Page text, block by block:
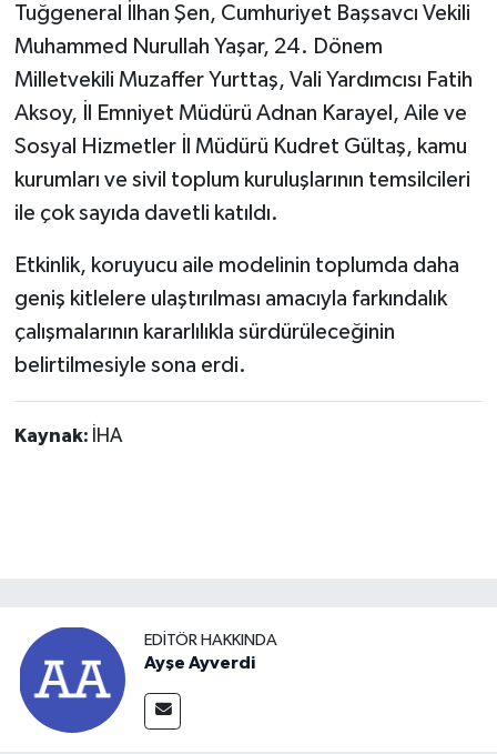
Tuğgeneral İlhan Şen, Cumhuriyet Başsavcı Vekili
Muhammed Nurullah Yaşar, 24. Dönem
Milletvekili Muzaffer Yurttaş, Vali Yardımcısı Fatih
Aksoy, İl Emniyet Müdürü Adnan Karayel, Aile ve
Sosyal Hizmetler İl Müdürü Kudret Gültaş, kamu
kurumları ve sivil toplum kuruluşlarının temsilcileri
ile çok sayıda davetli katıldı.
Etkinlik, koruyucu aile modelinin toplumda daha
geniş kitlelere ulaştırılması amacıyla farkındalık
çalışmalarının kararlılıkla sürdürüleceğinin
belirtilmesiyle sona erdi.
Kaynak: İHA
EDITÖR HAKKINDA
Ayşe Ayverdi